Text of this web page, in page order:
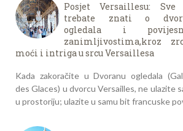
Posjet Versaillesu: Sve
trebate znati o
ogledala i
zanimljivostima,kroz
moći i intriga u srcu Versaillesa
Kada zakoračite u Dvoranu ogledala
des Glaces) u dvorcu Versailles, ne ulazite
u prostoriju; ulazite u samu bit francuske